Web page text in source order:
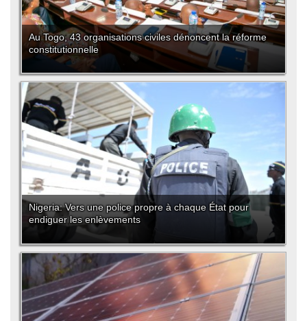
Au Togo, 43 organisations civiles dénoncent la réforme
constitutionnelle
Nigeria: Vers une police propre à chaque État pour
endiguer les enlèvements